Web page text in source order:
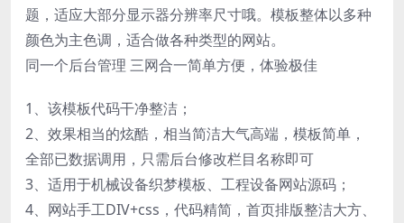
题，适应大部分显示器分辨率尺寸哦。模板整体以多种
颜色为主色调，适合做各种类型的网站。
同一个后台管理 三网合一简单方便，体验极佳
1、该模板代码干净整洁；
2、效果相当的炫酷，相当简洁大气高端，模板简单，
全部已数据调用，只需后台修改栏目名称即可
3、适用于机械设备织梦模板、工程设备网站源码；
4、网站手工DIV+css，代码精简，首页排版整洁大方、